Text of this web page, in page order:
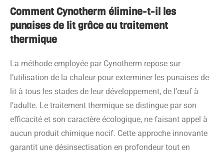
Comment Cynotherm élimine-t-il les
punaises de lit grâce au traitement
thermique
La méthode employée par Cynotherm repose sur
l’utilisation de la chaleur pour exterminer les punaises de
lit à tous les stades de leur développement, de l’œuf à
l’adulte. Le traitement thermique se distingue par son
efficacité et son caractère écologique, ne faisant appel à
aucun produit chimique nocif. Cette approche innovante
garantit une désinsectisation en profondeur tout en